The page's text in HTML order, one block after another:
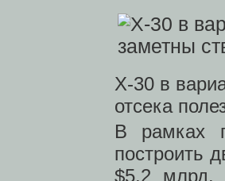
Х-30 в
отсека
В рамках
построить
$5,2 млрд.